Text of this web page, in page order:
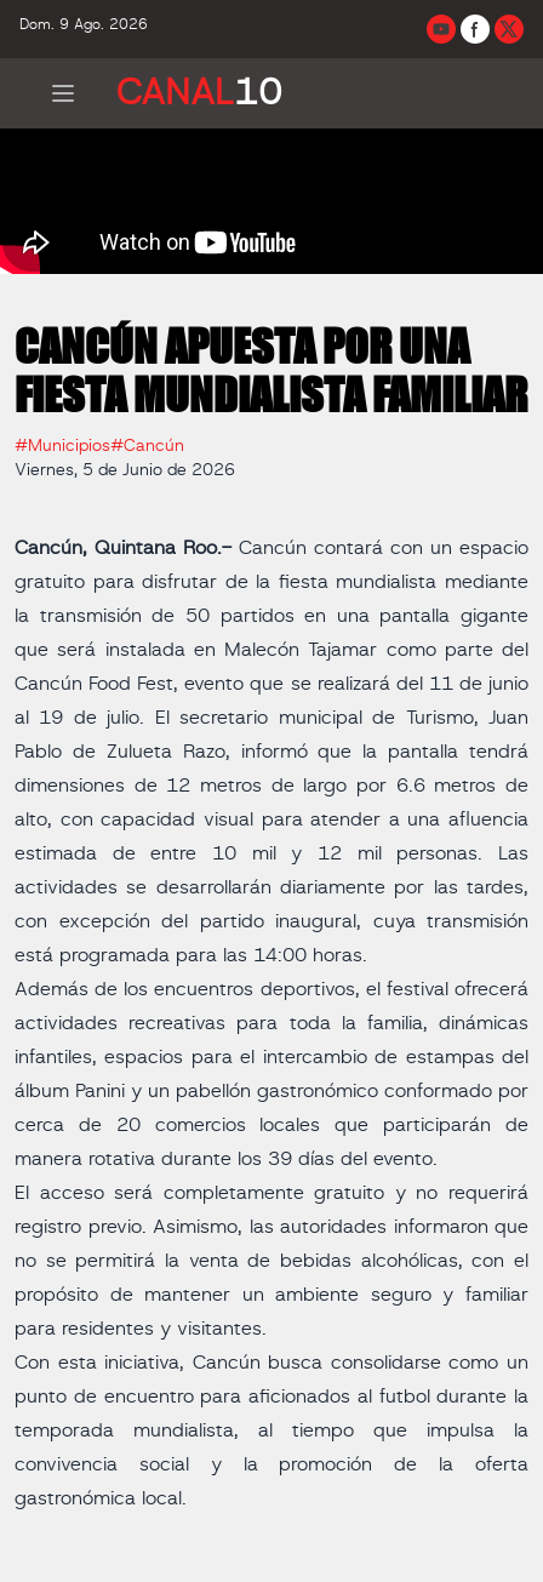
Dom. 9 Ago. 2026
CANAL10
CANCÚN APUESTA POR UNA
FIESTA MUNDIALISTA FAMILIAR
#Municipios#Cancún
Viernes, 5 de Junio de 2026
Cancún, Quintana Roo.- Cancún contará con un espacio
gratuito para disfrutar de la fiesta mundialista mediante
la transmisión de 50 partidos en una pantalla gigante
que será instalada en Malecón Tajamar como parte del
Cancún Food Fest, evento que se realizará del 11 de junio
al 19 de julio. El secretario municipal de Turismo, Juan
Pablo de Zulueta Razo, informó que la pantalla tendrá
dimensiones de 12 metros de largo por 6.6 metros de
alto, con capacidad visual para atender a una afluencia
estimada de entre 10 mil y 12 mil personas. Las
actividades se desarrollarán diariamente por las tardes,
con excepción del partido inaugural, cuya transmisión
está programada para las 14:00 horas.
Además de los encuentros deportivos, el festival ofrecerá
actividades recreativas para toda la familia, dinámicas
infantiles, espacios para el intercambio de estampas del
álbum Panini y un pabellón gastronómico conformado por
cerca de 20 comercios locales que participarán de
manera rotativa durante los 39 días del evento.
El acceso será completamente gratuito y no requerirá
registro previo. Asimismo, las autoridades informaron que
no se permitirá la venta de bebidas alcohólicas, con el
propósito de mantener un ambiente seguro y familiar
para residentes y visitantes.
Con esta iniciativa, Cancún busca consolidarse como un
punto de encuentro para aficionados al futbol durante la
temporada mundialista, al tiempo que impulsa la
convivencia social y la promoción de la oferta
gastronómica local.